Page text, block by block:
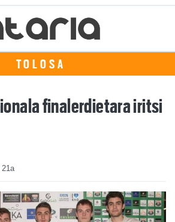
TOLOSA
finalerdietara iritsi
21a